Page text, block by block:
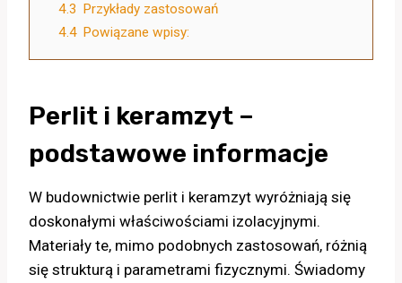
4.3 Przykłady zastosowań
4.4 Powiązane wpisy:
Perlit i keramzyt –
podstawowe informacje
W budownictwie perlit i keramzyt wyróżniają się
doskonałymi właściwościami izolacyjnymi.
Materiały te, mimo podobnych zastosowań, różnią
się strukturą i parametrami fizycznymi. Świadomy